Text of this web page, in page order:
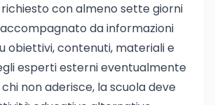
con almeno sette giorni
da informazioni
obiettivi, contenuti, materiali e
esperti esterni eventualmente
non aderisce, la scuola deve